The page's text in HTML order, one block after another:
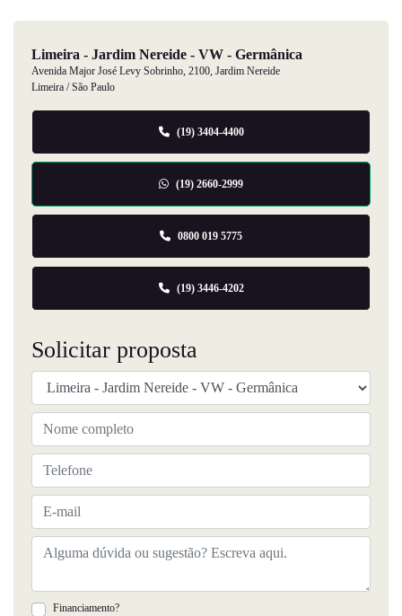
Limeira - Jardim Nereide - VW - Germânica
Avenida Major José Levy Sobrinho, 2100, Jardim Nereide
Limeira / São Paulo
(19) 3404-4400
(19) 2660-2999
0800 019 5775
(19) 3446-4202
Solicitar proposta
Financiamento?